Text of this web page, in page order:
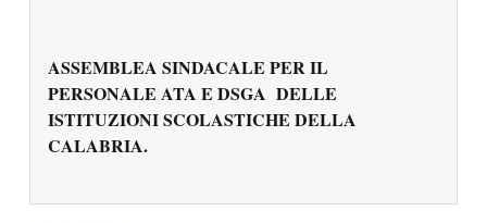
ASSEMBLEA SINDACALE PER IL
PERSONALE ATA E DSGA DELLE
ISTITUZIONI SCOLASTICHE DELLA
CALABRIA.